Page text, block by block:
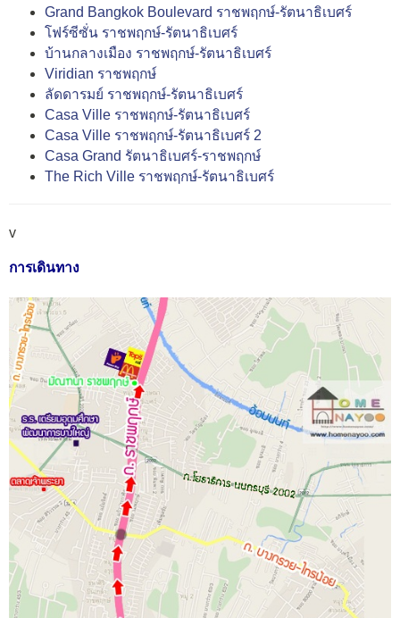
Grand Bangkok Boulevard ราชพฤกษ์-รัตนาธิเบศร์
โฟร์ซีซั่น ราชพฤกษ์-รัตนาธิเบศร์
บ้านกลางเมือง ราชพฤกษ์-รัตนาธิเบศร์
Viridian ราชพฤกษ์
ลัดดารมย์ ราชพฤกษ์-รัตนาธิเบศร์
Casa Ville ราชพฤกษ์-รัตนาธิเบศร์
Casa Ville ราชพฤกษ์-รัตนาธิเบศร์ 2
Casa Grand รัตนาธิเบศร์-ราชพฤกษ์
The Rich Ville ราชพฤกษ์-รัตนาธิเบศร์
v
การเดินทาง